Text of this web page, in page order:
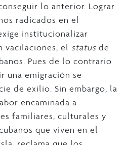
lo anterior. Lograr
radicados en el
institucionalizar
vacilaciones, el status de
Pues de lo contrario
una emigración se
de exilio. Sin embargo, la
encaminada a
familiares, culturales y
que viven en el